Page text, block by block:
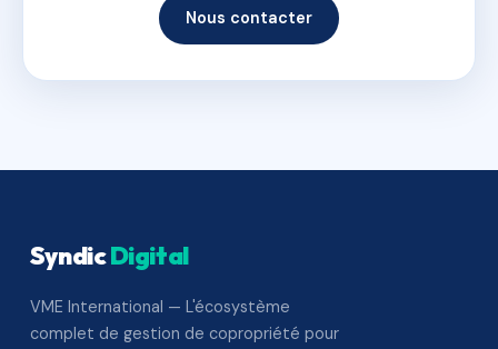
Nous contacter
SyndicDigital
VME International — L'écosystème
complet de gestion de copropriété pour